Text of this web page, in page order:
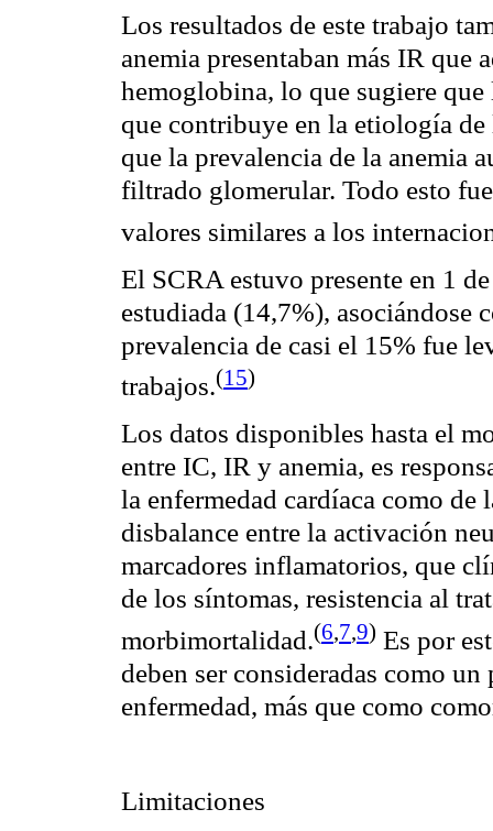
Los resultados de este trabajo
anemia presentaban más IR que
hemoglobina, lo que sugiere
que contribuye en la etiología
que la prevalencia de la anemia
filtrado glomerular. Todo esto
valores similares a los
El SCRA estuvo presente en 1
estudiada (14,7%), asociándose
prevalencia de casi el 15% fue
trabajos.(15)
Los datos disponibles hasta el
entre IC, IR y anemia, es
la enfermedad cardíaca como de
disbalance entre la activación
marcadores inflamatorios, que
de los síntomas, resistencia al
morbimortalidad.(6,7,9) Es por
deben ser consideradas como
enfermedad, más que como
Limitaciones